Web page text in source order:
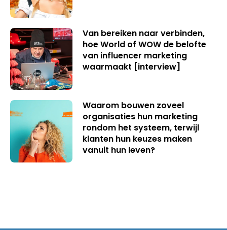
Van bereiken naar verbinden,
hoe World of WOW de belofte
van influencer marketing
waarmaakt [interview]
Waarom bouwen zoveel
organisaties hun marketing
rondom het systeem, terwijl
klanten hun keuzes maken
vanuit hun leven?